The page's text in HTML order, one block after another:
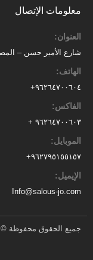
معلومات الإتصال
العنوان:
شارع الأمير حسن –
الهاتف:
٩٦٢٦٤٧٠٠٦٠٤+
الفاكس:
٩٦٢٦٤٧٠٠٦٠٣ +
الموبايل:
٩٦٢٧٩٥١٥٥١٥٧+
الإيميل:
Info@salous-jo.com
جميع الحقوق محفوظة © 2023 Salous Jo. مدعوم من Wish Arabia